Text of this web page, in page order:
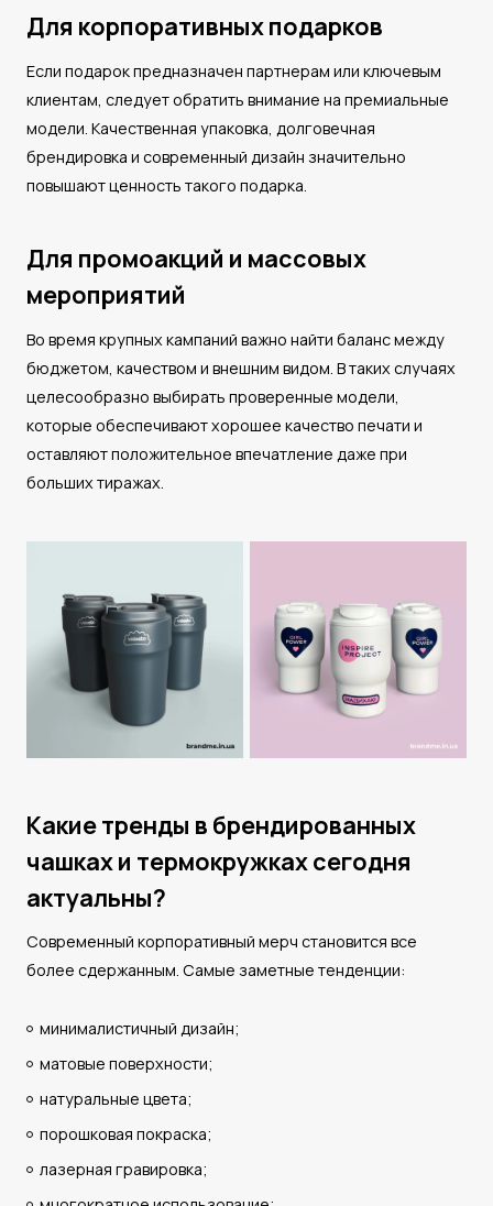
Для корпоративных подарков
Если подарок предназначен партнерам или ключевым
клиентам, следует обратить внимание на премиальные
модели. Качественная упаковка, долговечная
брендировка и современный дизайн значительно
повышают ценность такого подарка.
Для промоакций и массовых
мероприятий
Во время крупных кампаний важно найти баланс между
бюджетом, качеством и внешним видом. В таких случаях
целесообразно выбирать проверенные модели,
которые обеспечивают хорошее качество печати и
оставляют положительное впечатление даже при
больших тиражах.
Какие тренды в брендированных
чашках и термокружках сегодня
актуальны?
Современный корпоративный мерч становится все
более сдержанным. Самые заметные тенденции:
минималистичный дизайн;
матовые поверхности;
натуральные цвета;
порошковая покраска;
лазерная гравировка;